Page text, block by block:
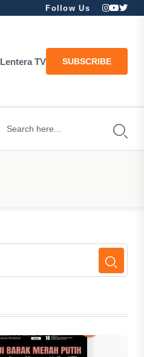
Follow Us
Lentera TV SUBSCRIBE